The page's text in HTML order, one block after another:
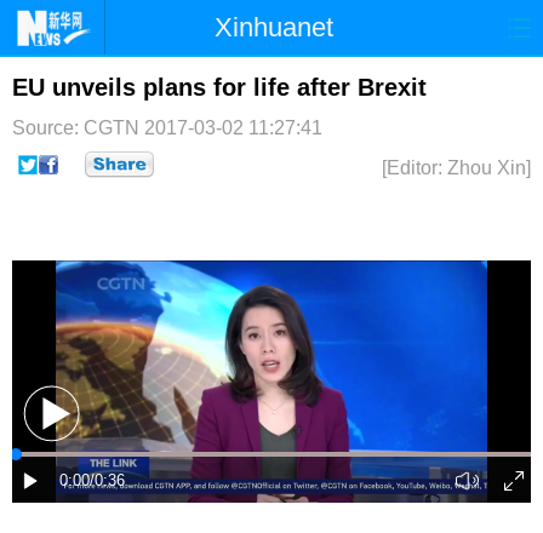
Xinhuanet
首页 时政 国际
台湾 财经 法治
纪检 军事
博客 微博
EU unveils plans for life after Brexit
Source: CGTN 2017-03-02 11:27:41
[Editor: Zhou Xin]